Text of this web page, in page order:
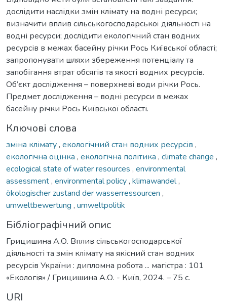
дослідити наслідки змін клімату на водні ресурси;
визначити вплив сільськогосподарської діяльності на
водні ресурси; дослідити екологічний стан водних
ресурсів в межах басейну річки Рось Київської області;
запропонувати шляхи збереження потенціалу та
запобігання втрат обсягів та якості водних ресурсів.
Об’єкт дослідження – поверхневі води річки Рось.
Предмет дослідження – водні ресурси в межах
басейну річки Рось Київської області.
Ключові слова
зміна клімату, екологічний стан водних ресурсів ,
екологічна оцінка , екологічна політика , climate change ,
ecological state of water resources , environmental
assessment, environmental policy, klimawandel,
ökologischer zustand der wasserressourcen ,
umweltbewertung , umweltpolitik
Бібліографічний опис
Грицишина А.О. Вплив сільськогосподарської
діяльності та змін клімату на якісний стан водних
ресурсів України : дипломна робота ... магістра : 101
«Екологія» / Грицишина А.О. - Київ, 2024. – 75 с.
URI